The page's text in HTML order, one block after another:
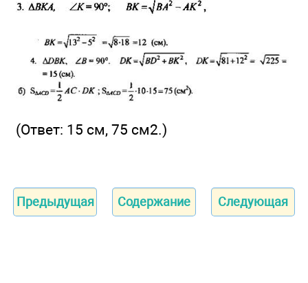
(Ответ: 15 см, 75 см2.)
Предыдущая Содержание Следующая